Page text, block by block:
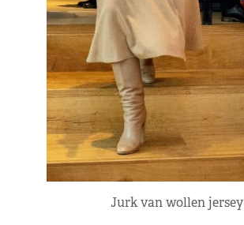
Jurk van wollen jersey